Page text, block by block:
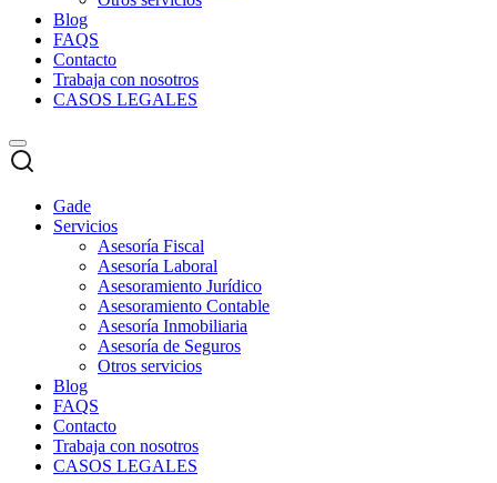
Blog
FAQS
Contacto
Trabaja con nosotros
CASOS LEGALES
Gade
Servicios
Asesoría Fiscal
Asesoría Laboral
Asesoramiento Jurídico
Asesoramiento Contable
Asesoría Inmobiliaria
Asesoría de Seguros
Otros servicios
Blog
FAQS
Contacto
Trabaja con nosotros
CASOS LEGALES